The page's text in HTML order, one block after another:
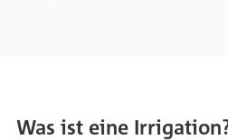
Was ist eine